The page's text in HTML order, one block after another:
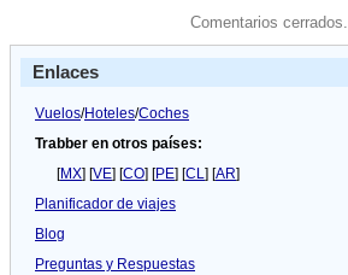
Comentarios cerrados.
Enlaces
Vuelos/Hoteles/Coches
Trabber en otros países:
[MX] [VE] [CO] [PE] [CL] [AR]
Planificador de viajes
Blog
Preguntas y Respuestas